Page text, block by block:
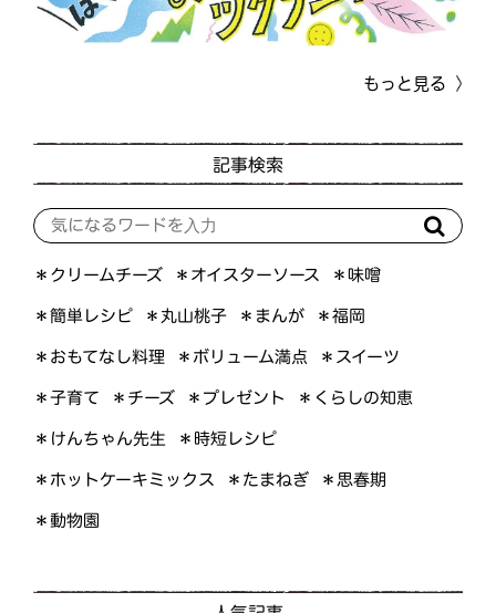
もっと見る
記事検索
＊クリームチーズ ＊オイスターソース ＊味噌
＊簡単レシピ ＊丸山桃子 ＊まんが ＊福岡
＊おもてなし料理 ＊ボリューム満点 ＊スイーツ
＊子育て ＊チーズ ＊プレゼント ＊くらしの知恵
＊けんちゃん先生 ＊時短レシピ
＊ホットケーキミックス ＊たまねぎ ＊思春期
＊動物園